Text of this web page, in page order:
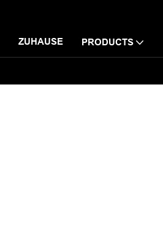
ZUHAUSE PRODUCTS